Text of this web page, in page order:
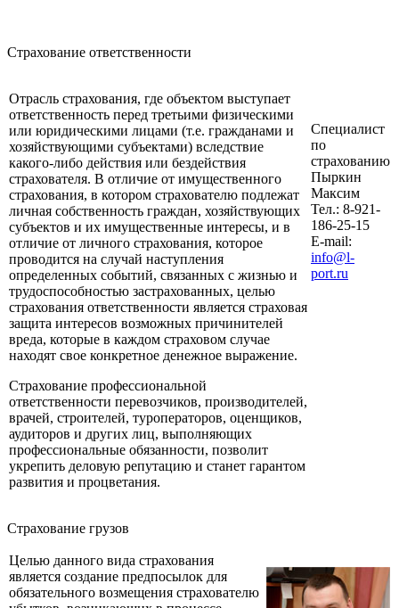
Страхование ответственности
Отрасль страхования, где объектом выступает
ответственность перед третьими физическими
или юридическими лицами (т.е. гражданами и
хозяйствующими субъектами) вследствие
какого-либо действия или бездействия
страхователя. В отличие от имущественного
страхования, в котором страхователю подлежат
личная собственность граждан, хозяйствующих
субъектов и их имущественные интересы, и в
отличие от личного страхования, которое
проводится на случай наступления
определенных событий, связанных с жизнью и
трудоспособностью застрахованных, целью
страхования ответственности является страховая
защита интересов возможных причинителей
вреда, которые в каждом страховом случае
находят свое конкретное денежное выражение.
Страхование профессиональной
ответственности перевозчиков, производителей,
врачей, строителей, туроператоров, оценщиков,
аудиторов и других лиц, выполняющих
профессиональные обязанности, позволит
укрепить деловую репутацию и станет гарантом
развития и процветания.
Специалист
по
страхованию
Пыркин
Максим
Тел.: 8-921-
186-25-15
E-mail:
info@l-
port.ru
Страхование грузов
Целью данного вида страхования
является создание предпосылок для
обязательного возмещения страхователю